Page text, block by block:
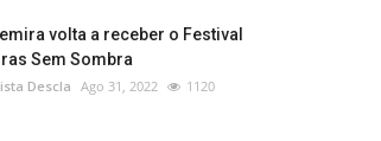
volta a receber o Festival
Sem Sombra
Descla Ago 31, 2022 1120